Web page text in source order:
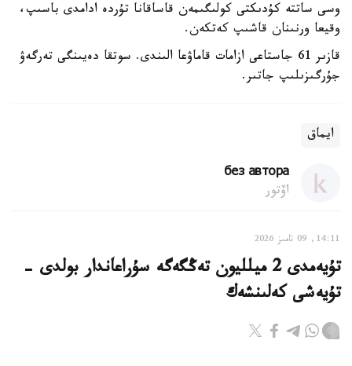
وسى ساتتە كۇدىكتى كولىگىمەن قاساقانا تۇردە ادامدى باسىپ،
وقيعا ورنىنان قاشىپ كەتكەن.
قازىر 61 جاستاعى ازامات قاماۋعا الىندى. سوتقا دەيىنگى تەرگەۋ
جۇرگىزىلىپ جاتىر.
ايماق
без автора
اۆتور
14:11, 09 تامىز 2026
تۇيەمدى 2 ميلليون تەڭگەگە سۇراعاندار بولدى -
تۇيەشى كەلىنشەك